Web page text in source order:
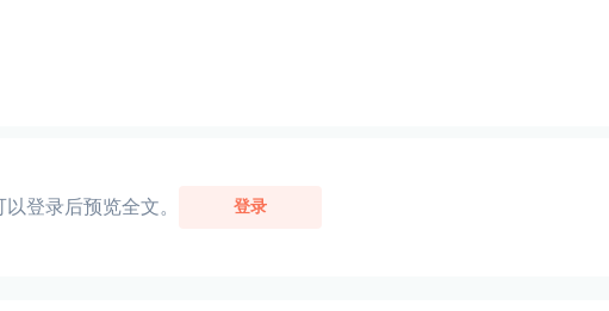
登录后预览全文。 登录